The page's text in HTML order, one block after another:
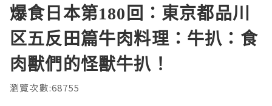
爆食日本第180回：東京都品川
区五反田篇牛肉料理：牛扒：食
肉獸們的怪獸牛扒！
瀏覽次數:68755